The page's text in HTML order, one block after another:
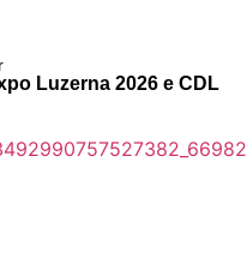
Luzerna 2026 e CDL